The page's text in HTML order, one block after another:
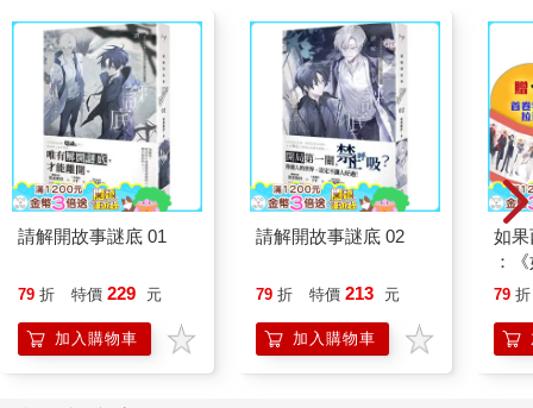
這種容易引起誤會的話可不能亂說啊，賢成。
「我雖然擔任會長，但我從來不認為是我自己一個人讓公會成長
到今天的地位，我也一直都把你當成帕蘭的領導者……但你突然
說出這種話，實在讓我有點不知所措，也不知道該怎麼回應。」
「你不需要那麼擔心啦。」
「但是……」
「帕蘭目前經營的藥水事業和裂縫博物館事業，我都會確保能夠
順利經營下去，所以收入的部分理論上不會有問題。此外，我也
會讓留在這裡的其他資源盡量維持現狀，確保帕蘭在我離開後不
會有任何問題，帕蘭公會的成員當然也是一樣。雖然說服他們可
蘭……」
「不，我會這麼說不是為了那些。那些都不是我所擔心的……」
還真有趣，早知道就早點這麼做了。
「我真的不是因為擔心那些事情……老實說帕蘭正在經營的事業
有沒有繼續都無所謂，我擔心的並不是那種無謂的小事。」
請解開故事謎底 01
79 折 特價 229 元
加入購物車
請解開故事謎底 02
79 折 特價 213 元
加入購物車
如
：
喵
79 折